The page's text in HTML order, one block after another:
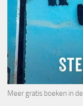
Meer gratis boeken in de